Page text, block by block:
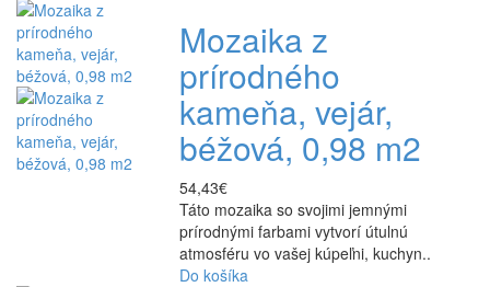
Mozaika z
prírodného
kameňa, vejár,
béžová, 0,98 m2
54,43€
Táto mozaika so svojimi jemnými
prírodnými farbami vytvorí útulnú
atmosféru vo vašej kúpeľni, kuchyn..
Do košíka